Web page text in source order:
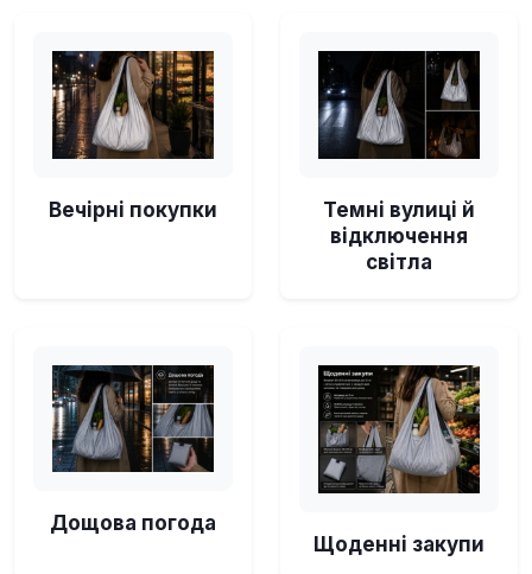
Вечірні покупки
Темні вулиці й
відключення
світла
Дощова погода
Щоденні закупи